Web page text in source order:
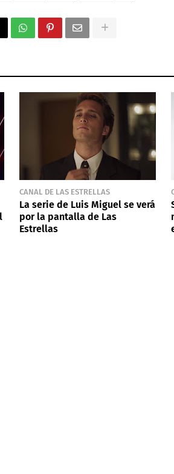
CANAL DE LAS ESTRELLAS
La serie de Luis Miguel se verá
por la pantalla de Las
Estrellas